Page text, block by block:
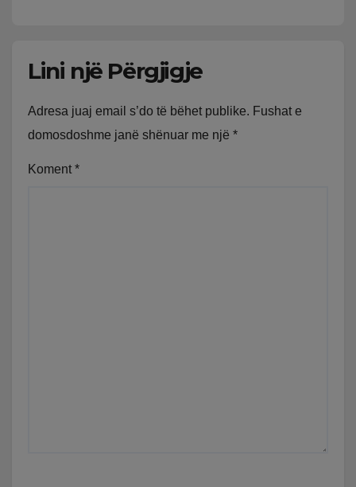
Lini një Përgjigje
Adresa juaj email s’do të bëhet publike. Fushat e
domosdoshme janë shënuar me një *
Koment *